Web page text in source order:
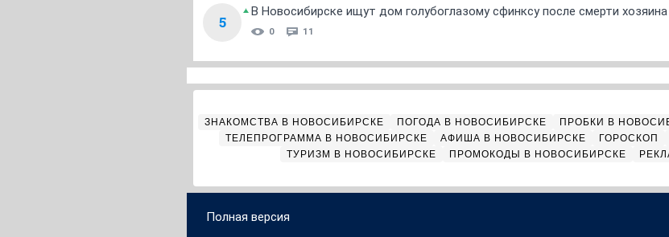
5
В Новосибирске ищут дом голубоглазому сфинксу после смерти
0 11
ЗНАКОМСТВА В НОВОСИБИРСКЕ ПОГОДА В НОВОСИБИРСКЕ ПРОБКИ В
ТЕЛЕПРОГРАММА В НОВОСИБИРСКЕ
АФИША В НОВОСИБИРСКЕ ГОРОСКОП
ТУРИЗМ В НОВОСИБИРСКЕ
ПРОМОКОДЫ В НОВОСИБИРСКЕ
Полная версия